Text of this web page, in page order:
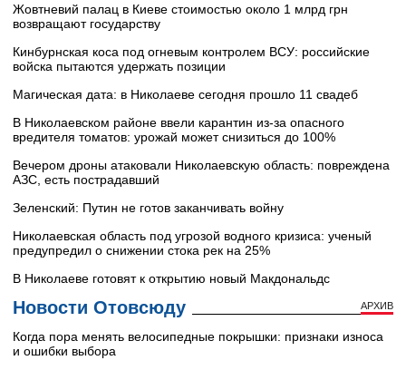
Жовтневий палац в Киеве стоимостью около 1 млрд грн
возвращают государству
Кинбурнская коса под огневым контролем ВСУ: российские
войска пытаются удержать позиции
Магическая дата: в Николаеве сегодня прошло 11 свадеб
В Николаевском районе ввели карантин из-за опасного
вредителя томатов: урожай может снизиться до 100%
Вечером дроны атаковали Николаевскую область: повреждена
АЗС, есть пострадавший
Зеленский: Путин не готов заканчивать войну
Николаевская область под угрозой водного кризиса: ученый
предупредил о снижении стока рек на 25%
В Николаеве готовят к открытию новый Макдональдс
Новости Отовсюду АРХИВ
Когда пора менять велосипедные покрышки: признаки износа
и ошибки выбора